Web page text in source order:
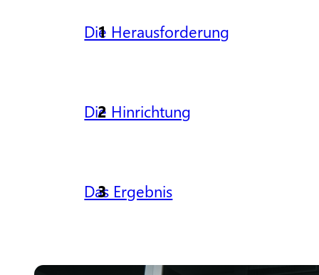
Die Herausforderung
Die Hinrichtung
Das Ergebnis